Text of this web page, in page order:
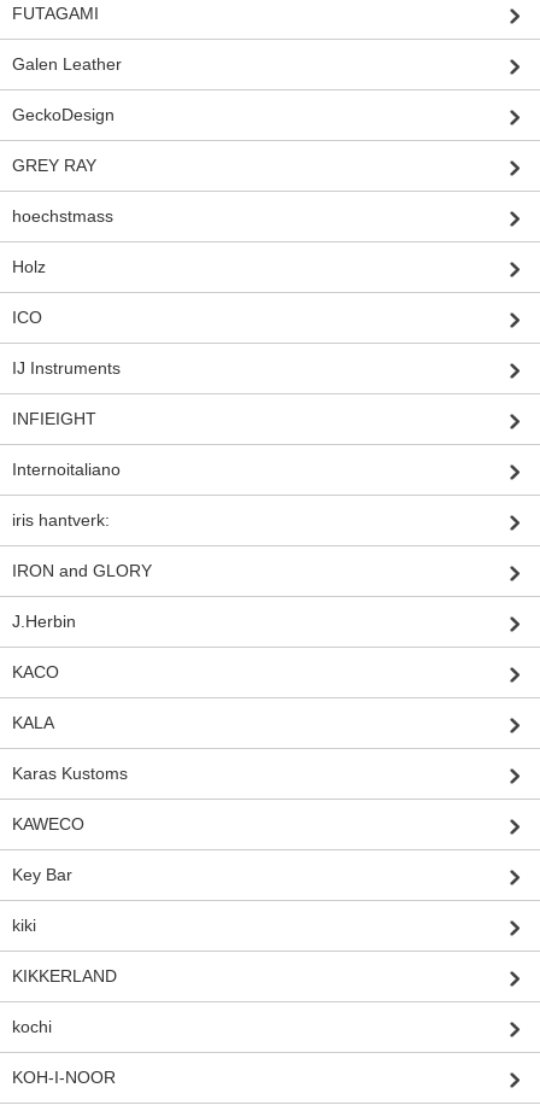
FUTAGAMI
Galen Leather
GeckoDesign
GREY RAY
hoechstmass
Holz
ICO
IJ Instruments
INFIEIGHT
Internoitaliano
iris hantverk:
IRON and GLORY
J.Herbin
KACO
KALA
Karas Kustoms
KAWECO
Key Bar
kiki
KIKKERLAND
kochi
KOH-I-NOOR